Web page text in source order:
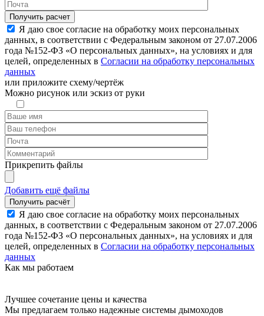
Я даю свое согласие на обработку моих персональных
данных, в соответствии с Федеральным законом от 27.07.2006
года №152-ФЗ «О персональных данных», на условиях и для
целей, определенных в Согласии на обработку персональных
данных
или приложите схему/чертёж
Можно рисунок или эскиз от руки
Прикрепить файлы
Добавить ещё файлы
Я даю свое согласие на обработку моих персональных
данных, в соответствии с Федеральным законом от 27.07.2006
года №152-ФЗ «О персональных данных», на условиях и для
целей, определенных в Согласии на обработку персональных
данных
Как мы работаем
Лучшее сочетание цены и качества
Мы предлагаем только надежные системы дымоходов